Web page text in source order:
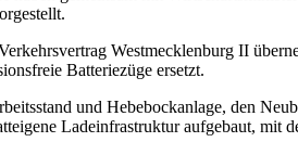
Westmecklenburg II
Batteriezüge ersetzt.
und Hebebockanlage, den
Ladeinfrastruktur aufgebaut, mit